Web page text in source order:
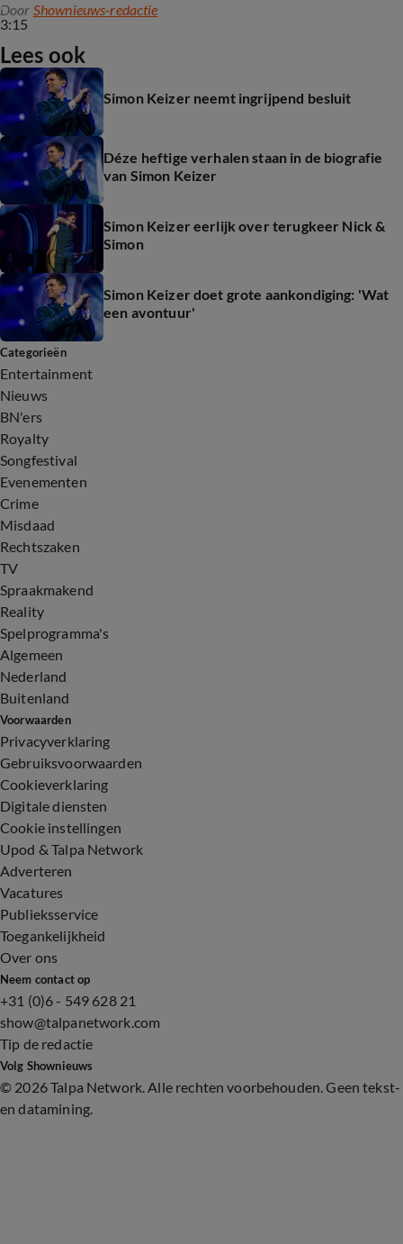
3:15
Door Shownieuws-redactie
Lees ook
Simon Keizer neemt ingrijpend besluit
Déze heftige verhalen staan in de biografie
van Simon Keizer
Simon Keizer eerlijk over terugkeer Nick &
Simon
Simon Keizer doet grote aankondiging: 'Wat
een avontuur'
Categorieën
Entertainment
Nieuws
BN'ers
Royalty
Songfestival
Evenementen
Crime
Misdaad
Rechtszaken
TV
Spraakmakend
Reality
Spelprogramma's
Algemeen
Nederland
Buitenland
Voorwaarden
Privacyverklaring
Gebruiksvoorwaarden
Cookieverklaring
Digitale diensten
Cookie instellingen
Upod & Talpa Network
Adverteren
Vacatures
Publieksservice
Toegankelijkheid
Over ons
Neem contact op
+31 (0)6 - 549 628 21
show@talpanetwork.com
Tip de redactie
Volg Shownieuws
© 2026 Talpa Network. Alle rechten voorbehouden. Geen tekst-
en datamining.